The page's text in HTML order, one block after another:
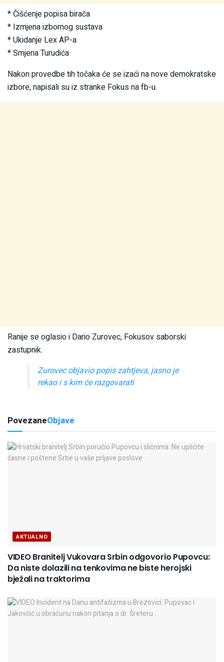
* Čišćenje popisa birača
* Izmjena izbornog sustava
* Ukidanje Lex AP-a
* Smjena Turudića
Nakon provedbe tih točaka će se izaći na nove demokratske
izbore, napisali su iz stranke Fokus na fb-u.
Ranije se oglasio i Dario Zurovec, Fokusov saborski
zastupnik.
Zurovec objavio popis zahtjeva, jasno je
rekao i s kim će razgovarati
PovezaneObjave
AKTUALNO
VIDEO Branitelj Vukovara Srbin odgovorio Pupovcu:
Da niste dolazili na tenkovima ne biste herojski
bježali na traktorima